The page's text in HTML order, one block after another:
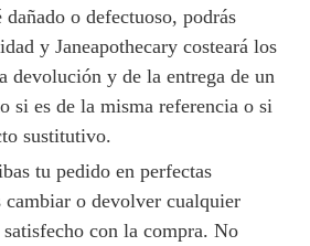
o defectuoso, podrás
y Janeapothecary costeará los
devolución y de la entrega de un
si es de la misma referencia o si
sustitutivo.
tu pedido en perfectas
cambiar o devolver cualquier
con la compra. No